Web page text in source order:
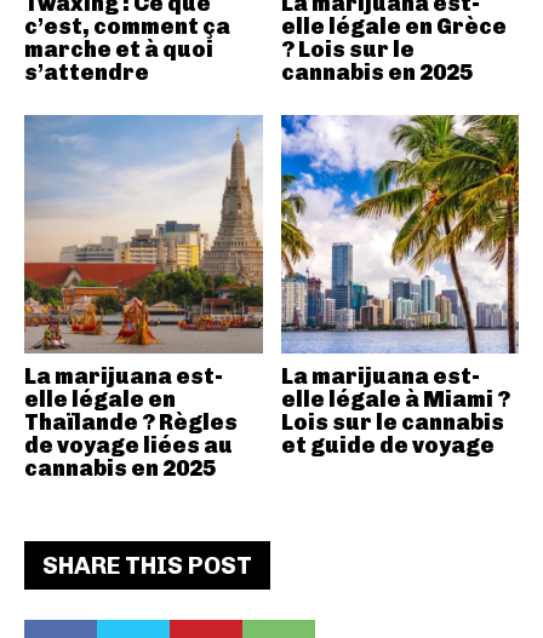
SHARE THIS POST
c’est, comment ça
marche et à quoi
s’attendre
elle légale en Grèce
? Lois sur le
cannabis en 2025
La marijuana est-
elle légale en
Thaïlande ? Règles
de voyage liées au
cannabis en 2025
La marijuana est-
elle légale à Miami ?
Lois sur le cannabis
et guide de voyage